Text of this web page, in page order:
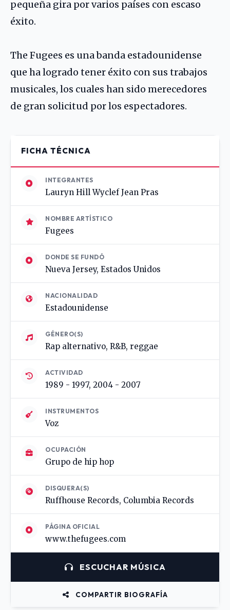
pequeña gira por varios países con escaso
éxito.
The Fugees es una banda estadounidense
que ha logrado tener éxito con sus trabajos
musicales, los cuales han sido merecedores
de gran solicitud por los espectadores.
FICHA TÉCNICA
INTEGRANTES
Lauryn Hill Wyclef Jean Pras
NOMBRE ARTÍSTICO
Fugees
DONDE SE FUNDÓ
Nueva Jersey, Estados Unidos
NACIONALIDAD
Estadounidense
GÉNERO(S)
Rap alternativo, R&B, reggae
ACTIVIDAD
1989 - 1997, 2004 - 2007
INSTRUMENTOS
Voz
OCUPACIÓN
Grupo de hip hop
DISQUERA(S)
Ruffhouse Records, Columbia Records
PÁGINA OFICIAL
www.thefugees.com
ESCUCHAR MÚSICA
COMPARTIR BIOGRAFÍA